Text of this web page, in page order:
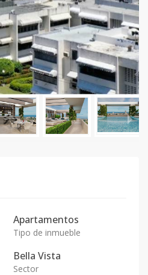
Apartamentos
Tipo de inmueble
Bella Vista
Sector